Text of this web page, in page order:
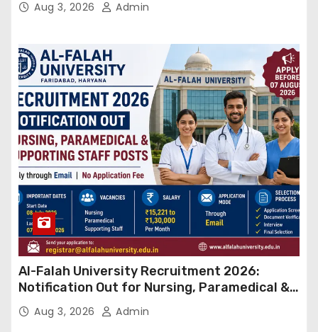
Aug 3, 2026 Admin
Al-Falah University Recruitment 2026:
Notification Out for Nursing, Paramedical &
Supporting Staff Posts, Apply Through Email
Aug 3, 2026 Admin